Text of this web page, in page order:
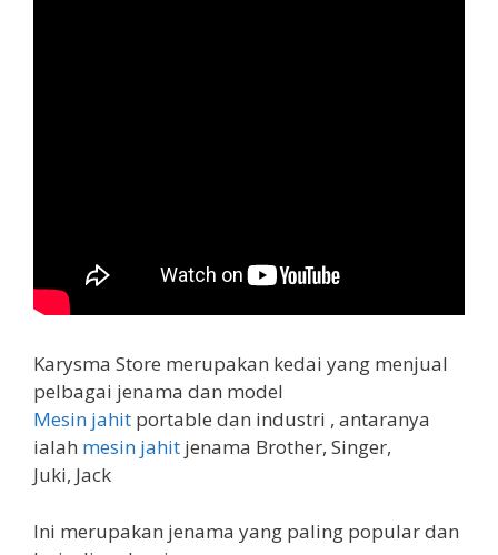
Karysma Store merupakan kedai yang menjual
pelbagai jenama dan model
Mesin jahit portable dan industri , antaranya
ialah mesin jahit jenama Brother, Singer,
Juki, Jack
Ini merupakan jenama yang paling popular dan